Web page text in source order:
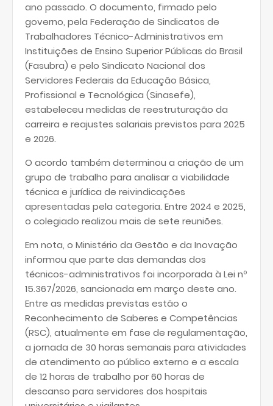
ano passado. O documento, firmado pelo
governo, pela Federação de Sindicatos de
Trabalhadores Técnico-Administrativos em
Instituições de Ensino Superior Públicas do Brasil
(Fasubra) e pelo Sindicato Nacional dos
Servidores Federais da Educação Básica,
Profissional e Tecnológica (Sinasefe),
estabeleceu medidas de reestruturação da
carreira e reajustes salariais previstos para 2025
e 2026.
O acordo também determinou a criação de um
grupo de trabalho para analisar a viabilidade
técnica e jurídica de reivindicações
apresentadas pela categoria. Entre 2024 e 2025,
o colegiado realizou mais de sete reuniões.
Em nota, o Ministério da Gestão e da Inovação
informou que parte das demandas dos
técnicos-administrativos foi incorporada à Lei nº
15.367/2026, sancionada em março deste ano.
Entre as medidas previstas estão o
Reconhecimento de Saberes e Competências
(RSC), atualmente em fase de regulamentação,
a jornada de 30 horas semanais para atividades
de atendimento ao público externo e a escala
de 12 horas de trabalho por 60 horas de
descanso para servidores dos hospitais